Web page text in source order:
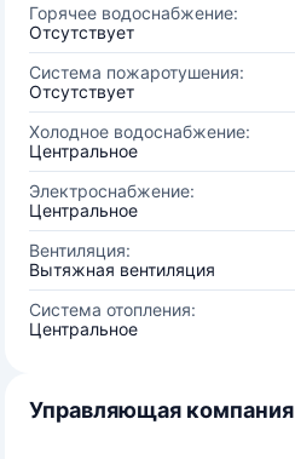
Горячее водоснабжение:
Отсутствует
Система пожаротушения:
Отсутствует
Холодное водоснабжение:
Центральное
Электроснабжение:
Центральное
Вентиляция:
Вытяжная вентиляция
Система отопления:
Центральное
Управляющая компания